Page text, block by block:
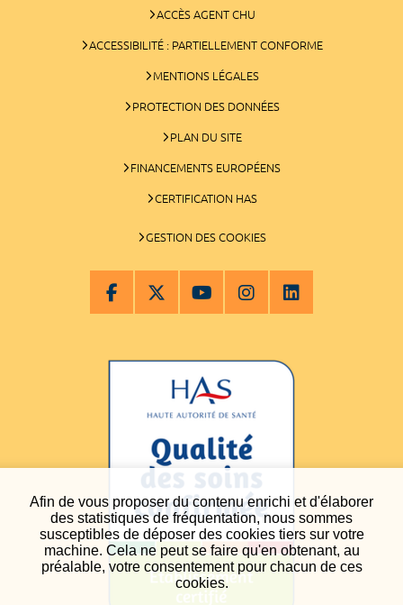
Afin de vous proposer du contenu enrichi et d'élaborer
des statistiques de fréquentation, nous sommes
susceptibles de déposer des cookies tiers sur votre
machine. Cela ne peut se faire qu'en obtenant, au
préalable, votre consentement pour chacun de ces
cookies.
ACCÈS AGENT CHU
ACCESSIBILITÉ : PARTIELLEMENT CONFORME
MENTIONS LÉGALES
PROTECTION DES DONNÉES
PLAN DU SITE
FINANCEMENTS EUROPÉENS
CERTIFICATION HAS
GESTION DES COOKIES